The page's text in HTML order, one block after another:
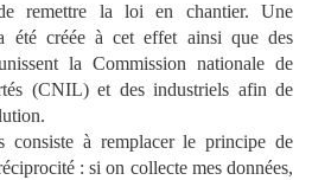
remettre la loi en chantier. Une
été créée à cet effet ainsi que des
la Commission nationale de
(CNIL) et des industriels afin de
consiste à remplacer le principe de
: si on collecte mes données,